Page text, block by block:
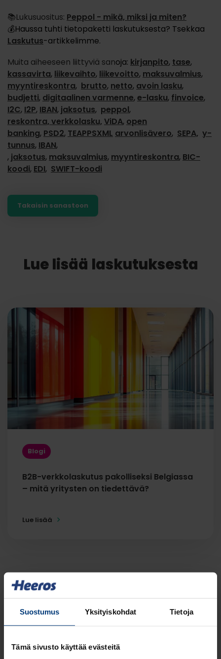
Suostumus Yksityiskohdat Tietoja
Tämä sivusto käyttää evästeitä
📚Lukusuositus: Peppol - mikä, miksi ja miten?
💰Haussa tuhti tietopaketti laskutuksesta? Tsekkaa
Laskutus-artikkelimme.
Muita aiheeseen liittyviä sanoja: kirjanpito, tase,
kassavirta, liikevaihto, liikevoitto, maksuvalmius,
myyntireskontra, brutto, netto, avoin lasku,
budjetti, digitaalinen varmenne, e-lasku, finvoice,
I2C, I2P, IBAN, jaksotus, peppol,
reskontra, verkkolasku, ViDA, open
banking, PSD2, TEAPPSXML arvonlisävero, SEPA, y-
tunnus, IBAN,
, jaksotus, maksuvalmius, myyntireskontra, BIC-
koodi, EDI, SWIFT-koodi
Takaisin sanastoon
Lue lisää laskutuksesta
Blogi
B2B-verkkolaskutus pakolliseksi Belgiassa
– mitä yritysten on tiedettävä?
Lue lisää